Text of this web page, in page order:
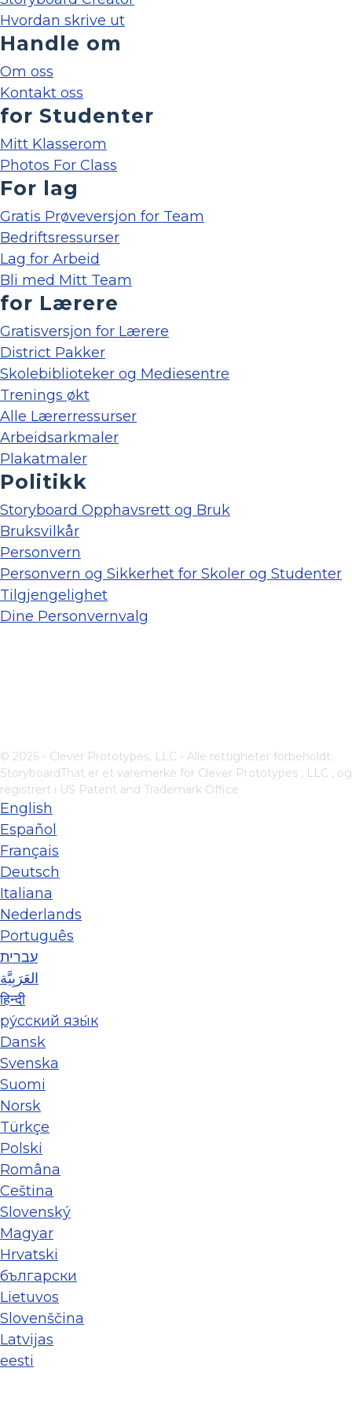
Hvordan skrive ut
Handle om
Om oss
Kontakt oss
for Studenter
Mitt Klasserom
Photos For Class
For lag
Gratis Prøveversjon for Team
Bedriftsressurser
Lag for Arbeid
Bli med Mitt Team
for Lærere
Gratisversjon for Lærere
District Pakker
Skolebiblioteker og Mediesentre
Trenings økt
Alle Lærerressurser
Arbeidsarkmaler
Plakatmaler
Politikk
Storyboard Opphavsrett og Bruk
Bruksvilkår
Personvern
Personvern og Sikkerhet for Skoler og Studenter
Tilgjengelighet
Dine Personvernvalg
© 2026 - Clever Prototypes, LLC - Alle rettigheter forbeholdt.
StoryboardThat er et varemerke for Clever Prototypes , LLC , og
registrert i US Patent and Trademark Office
English
Español
Français
Deutsch
Italiana
Nederlands
Português
עברית
العَرَبِيَّة
हिन्दी
ру́сский язы́к
Dansk
Svenska
Suomi
Norsk
Türkçe
Polski
Româna
Ceština
Slovenský
Magyar
Hrvatski
български
Lietuvos
Slovenščina
Latvijas
eesti